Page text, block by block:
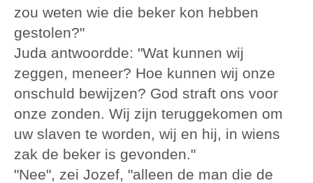
zou weten wie die beker kon hebben
gestolen?"
Juda antwoordde: "Wat kunnen wij
zeggen, meneer? Hoe kunnen wij onze
onschuld bewijzen? God straft ons voor
onze zonden. Wij zijn teruggekomen om
uw slaven te worden, wij en hij, in wiens
zak de beker is gevonden."
"Nee", zei Jozef, "alleen de man die de